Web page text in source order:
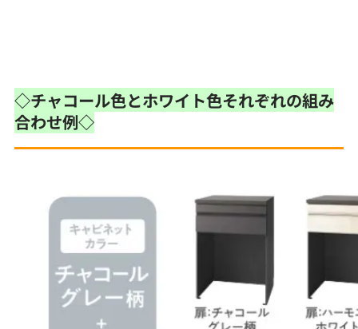
◇チャコール色とホワイト色それぞれの組み
合わせ例◇